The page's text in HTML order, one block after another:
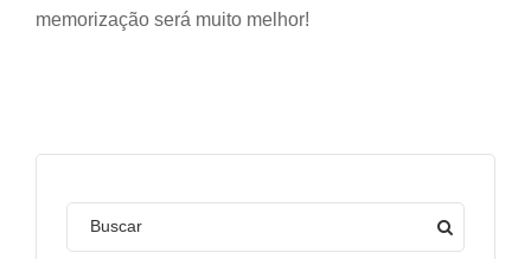
memorização será muito melhor!
Buscar